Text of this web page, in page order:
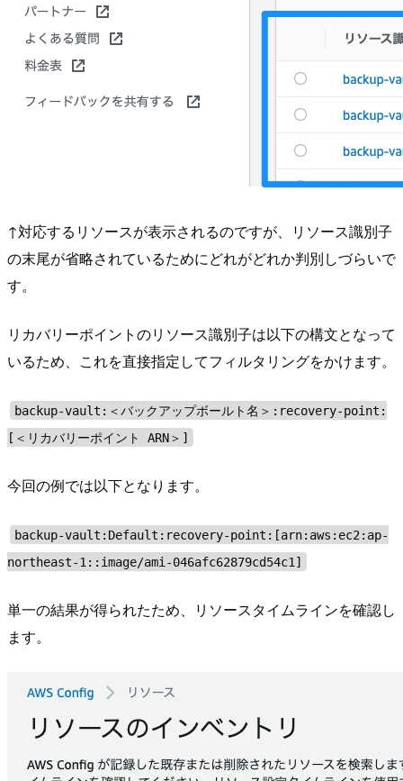
↑対応するリソースが表示されるのですが、リソース識別子
の末尾が省略されているためにどれがどれか判別しづらいで
す。
リカバリーポイントのリソース識別子は以下の構文となって
いるため、これを直接指定してフィルタリングをかけます。
backup-vault:＜バックアップボールト名＞:recovery-point:
[＜リカバリーポイント ARN＞]
今回の例では以下となります。
backup-vault:Default:recovery-point:[arn:aws:ec2:ap-
northeast-1::image/ami-046afc62879cd54c1]
単一の結果が得られたため、リソースタイムラインを確認し
ます。